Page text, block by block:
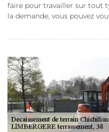
faire pour travailler sur tout
la demande, vous pouvez